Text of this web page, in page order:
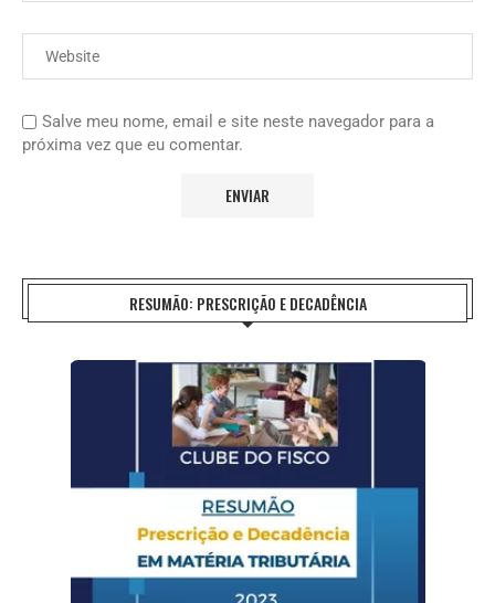
Salve meu nome, email e site neste navegador para a
próxima vez que eu comentar.
RESUMÃO: PRESCRIÇÃO E DECADÊNCIA